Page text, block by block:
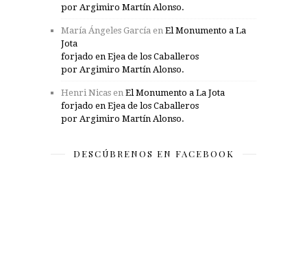
por Argimiro Martín Alonso.
María Ángeles García en El Monumento a La
Jota
forjado en Ejea de los Caballeros
por Argimiro Martín Alonso.
Henri Nicas en El Monumento a La Jota
forjado en Ejea de los Caballeros
por Argimiro Martín Alonso.
DESCÚBRENOS EN FACEBOOK